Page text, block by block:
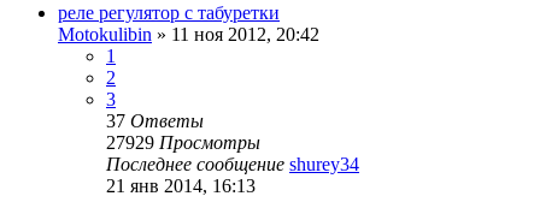
реле регулятор с табуретки
Motokulibin » 11 ноя 2012, 20:42
1
2
3
37 Ответы
27929 Просмотры
Последнее сообщение shurey34
21 янв 2014, 16:13